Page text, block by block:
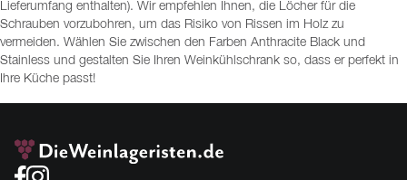
Lieferumfang enthalten). Wir empfehlen Ihnen, die Löcher für die
Schrauben vorzubohren, um das Risiko von Rissen im Holz zu
vermeiden. Wählen Sie zwischen den Farben Anthracite Black und
Stainless und gestalten Sie Ihren Weinkühlschrank so, dass er perfekt in
Ihre Küche passt!